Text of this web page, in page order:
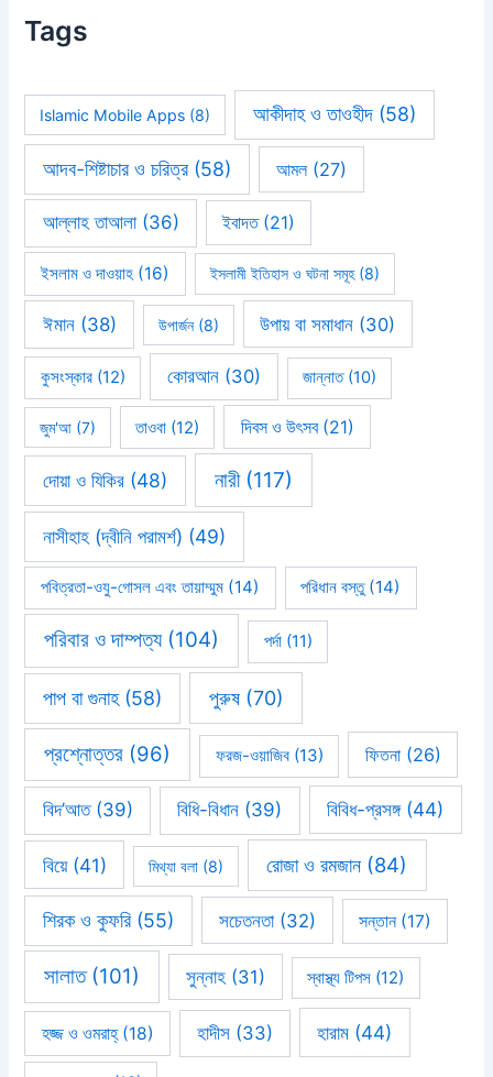
Tags
Islamic Mobile Apps (8) আকীদাহ ও তাওহীদ(58)
আদব-শিষ্টাচার ও চরিত্র(58) আমল(27)
আল্লাহ তাআলা(36) ইবাদত(21)
ইসলাম ও দাওয়াহ (16) ইসলামী ইতিহাস ও ঘটনা সমূহ(8)
ঈমান(38) উপার্জন(8) উপায় বা সমাধান (30)
কুসংস্কার(12) কোরআন (30) জান্নাত(10)
জুম'আ (7) তাওবা (12) দিবস ও উৎসব(21)
দোয়া ও যিকির (48) নারী(117)
নাসীহাহ (দ্বীনি পরামর্শ) (49)
পবিত্রতা-ওযু-গোসল এবং তায়াম্মুম (14) পরিধান বস্তু(14)
পরিবার ও দাম্পত্য(104) পর্দা(11)
পাপ বা গুনাহ(58) পুরুষ(70)
প্রশ্নোত্তর (96) ফরজ-ওয়াজিব(13) ফিতনা(26)
বিদ’আত(39) বিধি-বিধান (39) বিবিধ-প্রসঙ্গ(44)
বিয়ে(41) মিথ্যা বলা(8) রোজা ও রমজান (84)
শিরক ও কুফরি(55) সচেতনতা(32) সন্তান(17)
সালাত(101) সুন্নাহ (31) স্বাস্থ্য টিপস (12)
হজ্জ ও ওমরাহ্‌(18) হাদীস(33) হারাম (44)